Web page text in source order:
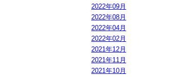
2022年09月
2022年08月
2022年04月
2022年02月
2021年12月
2021年11月
2021年10月